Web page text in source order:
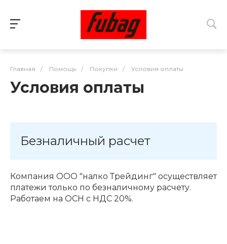
Главная / Помощь / Покупки / Условия оплаты
Условия оплаты
Безналичный расчет
Компания ООО "налко Трейдинг" осуществляет
платежи только по безналичному расчету.
Работаем на ОСН с НДС 20%.